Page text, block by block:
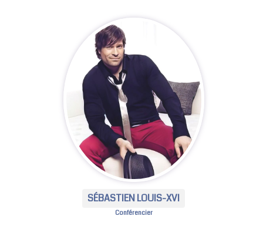
SÉBASTIEN LOUIS-XVI
Conférencier